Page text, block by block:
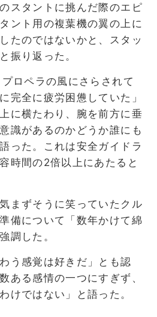
スタントに挑んだ際のエピ
ント用の複葉機の翼の上に
たのではないかと、スタッ
振り返った。
ロペラの風にさらされて
完全に疲労困憊していた」
に横たわり、腕を前方に垂
識があるのかどうか誰にも
った。これは安全ガイドラ
時間の2倍以上にあたると
まずそうに笑っていたクル
備について「数年かけて綿
調した。
う感覚は好きだ」とも認
ある感情の一つにすぎず、
けではない」と語った。